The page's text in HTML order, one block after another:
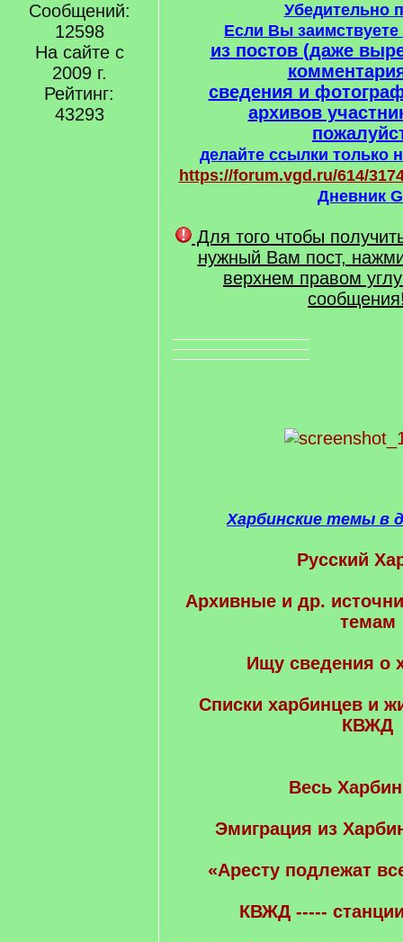
Сообщений:
12598
На сайте с
2009 г.
Рейтинг:
43293
Убедительно
Если Вы
из постов (даже
сведения и
архивов
делайте ссылки только
https://forum.vgd.ru/614/
Дневник
Для того чтобы
нужный Вам пост,
верхнем правом
Харбинские темы в
Русский
Архивные и др.
темам
Ищу сведения о
Cписки харбинцев и
КВЖД
Весь
Эмиграция из
«Аресту подлежат
КВЖД -----